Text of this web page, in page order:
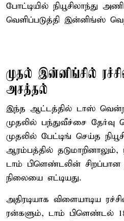
போட்டியில் நியூசிலாந்து
வெளிப்படுத்தி இன்னிங்ஸ்
முதல் இன்னிங்சில்
அசத்தல்
இந்த ஆட்டத்தில் டாஸ்
முதலில் பந்துவீச்சை தேர்வு
முதலில் பேட்டிங் செய்த
ஆரம்பத்தில் தடுமாறினாலும்,
டாம் பிளெண்டலின்
நிலையை எட்டியது.
அதிரடியாக விளையாடிய
ரன்களும், டாம் பிளெண்டல்